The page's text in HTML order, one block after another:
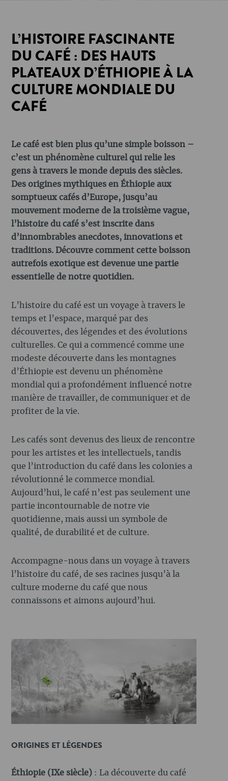
L’HISTOIRE FASCINANTE
DU CAFÉ : DES HAUTS
PLATEAUX D’ÉTHIOPIE À LA
CULTURE MONDIALE DU
CAFÉ
Le café est bien plus qu’une simple boisson –
c’est un phénomène culturel qui relie les
gens à travers le monde depuis des siècles.
Des origines mythiques en Éthiopie aux
somptueux cafés d’Europe, jusqu’au
mouvement moderne de la troisième vague,
l’histoire du café s’est inscrite dans
d’innombrables anecdotes, innovations et
traditions. Découvre comment cette boisson
autrefois exotique est devenue une partie
essentielle de notre quotidien.
L’histoire du café est un voyage à travers le
temps et l’espace, marqué par des
découvertes, des légendes et des évolutions
culturelles. Ce qui a commencé comme une
modeste découverte dans les montagnes
d’Éthiopie est devenu un phénomène
mondial qui a profondément influencé notre
manière de travailler, de communiquer et de
profiter de la vie.
Les cafés sont devenus des lieux de rencontre
pour les artistes et les intellectuels, tandis
que l’introduction du café dans les colonies a
révolutionné le commerce mondial.
Aujourd’hui, le café n’est pas seulement une
partie incontournable de notre vie
quotidienne, mais aussi un symbole de
qualité, de durabilité et de culture.
Accompagne-nous dans un voyage à travers
l’histoire du café, de ses racines jusqu’à la
culture moderne du café que nous
connaissons et aimons aujourd’hui.
ORIGINES ET LÉGENDES
Éthiopie (IXe siècle) : La découverte du café